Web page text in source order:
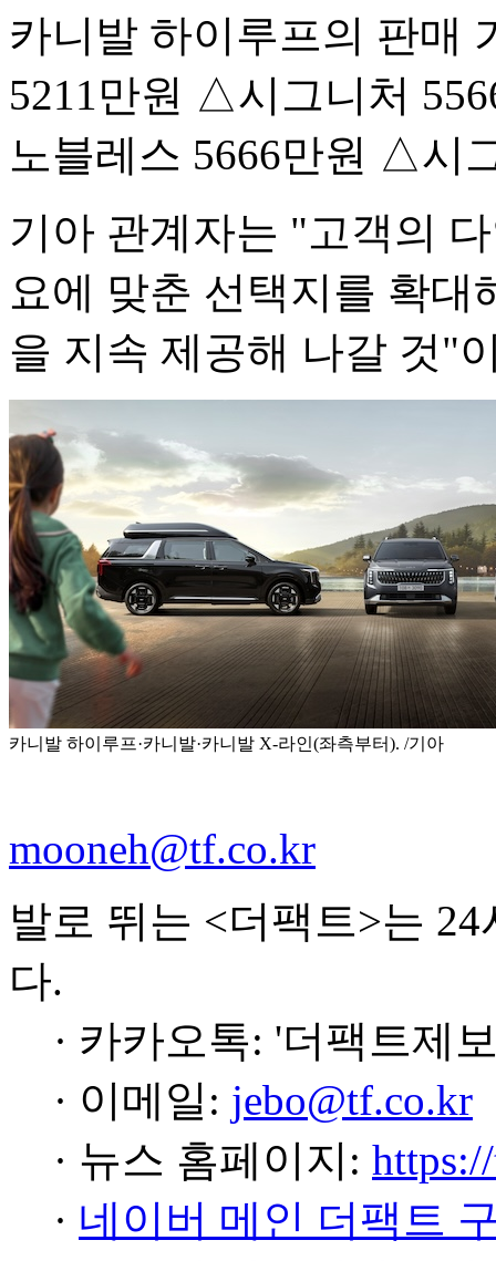
카니발 하이루프의 판매
5211만원 △시그니처
노블레스 5666만원 △시
기아 관계자는 "고객의
요에 맞춘 선택지를 확
을 지속 제공해 나갈 것"
카니발 하이루프·카니발·카니발 X-라인(좌측부터). /기아
mooneh@tf.co.kr
발로 뛰는 <더팩트>는
다.
· 카카오톡: '더팩트제
· 이메일: jebo@tf.co.kr
· 뉴스 홈페이지:
· 네이버 메인 더팩트